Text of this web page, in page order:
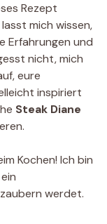
Rezept
mich wissen,
Erfahrungen und
nicht, mich
eure
inspiriert
Steak Diane
Kochen! Ich bin
werdet.